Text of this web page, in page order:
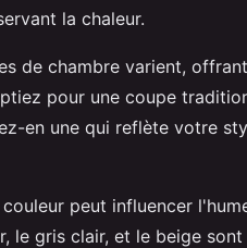
la chaleur.
de chambre varient,
pour une coupe
en une qui reflète votre
peut influencer
le gris clair, et le beige